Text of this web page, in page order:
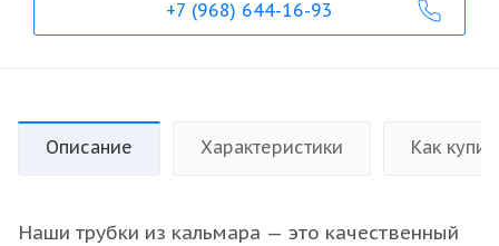
+7 (968) 644-16-93
Описание Характеристики Как
Наши трубки из кальмара — это качественный